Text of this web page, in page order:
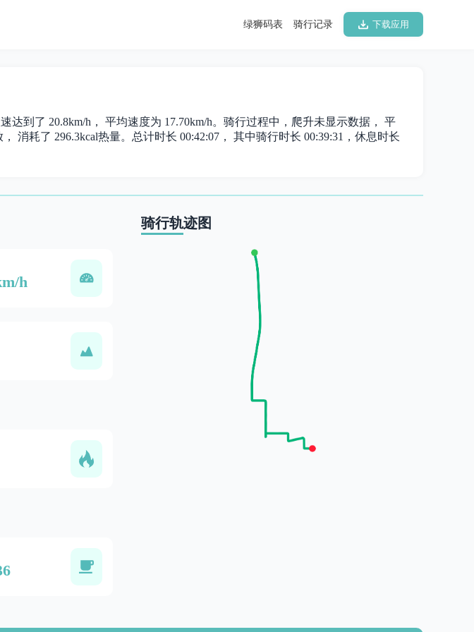
下载应用
骑行记录
绿狮码表
达到了 20.8km/h， 平均速度为 17.70km/h。骑行过程中，爬升未显示数据， 平
消耗了 296.3kcal热量。总计时长 00:42:07， 其中骑行时长 00:39:31，休息时长
h
骑行轨迹图